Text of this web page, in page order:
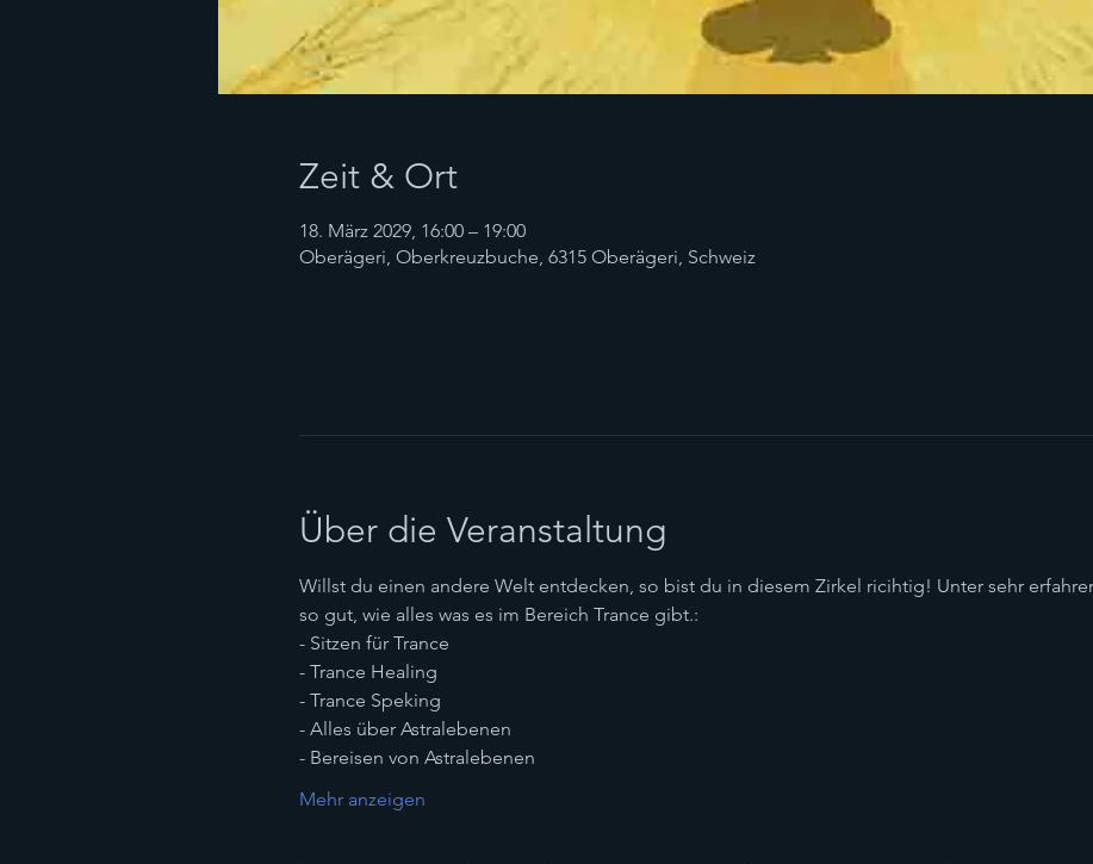
Zeit & Ort
18. März 2029, 16:00 – 19:00
Oberägeri, Oberkreuzbuche, 6315 Oberägeri, Schweiz
Über die Veranstaltung
Willst du einen andere Welt entdecken, so bist du in diesem Zirkel ricihtig! Unter sehr
so gut, wie alles was es im Bereich Trance gibt.:
- Sitzen für Trance
- Trance Healing
- Trance Speking
- Alles über Astralebenen
- Bereisen von Astralebenen
Mehr anzeigen